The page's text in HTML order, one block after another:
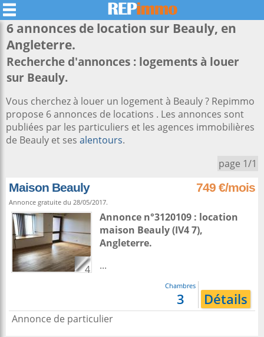
6 annonces de location sur Beauly, en
Angleterre.
Recherche d'annonces : logements à louer
sur Beauly.
Vous cherchez à louer un logement à Beauly ? Repimmo
propose 6 annonces de locations . Les annonces sont
publiées par les particuliers et les agences immobilières
de Beauly et ses alentours.
page 1/1
Maison Beauly 749 €/mois
Annonce gratuite du 28/05/2017.
4
Annonce n°3120109 : location
maison Beauly(IV4 7),
Angleterre.
...
Chambres
3 Détails
Annonce de particulier